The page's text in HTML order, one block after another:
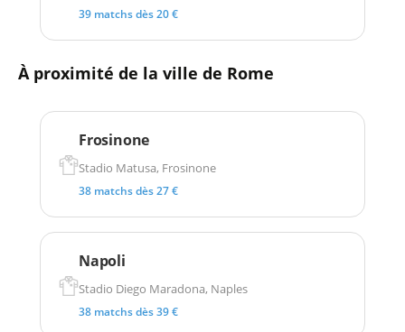
39 matchs dès 20 €
À proximité de la ville de Rome
Frosinone
Stadio Matusa, Frosinone
38 matchs dès 27 €
Napoli
Stadio Diego Maradona, Naples
38 matchs dès 39 €